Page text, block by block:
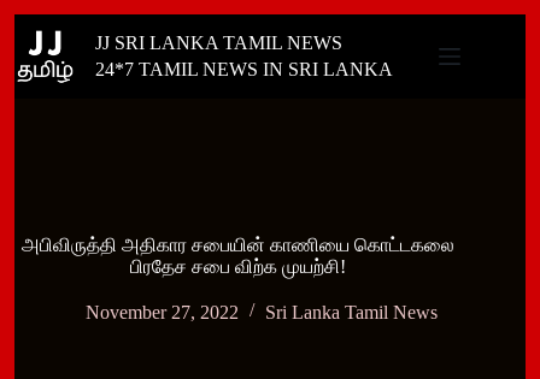
content
JJ SRI LANKA TAMIL NEWS
24*7 TAMIL NEWS IN SRI LANKA
அபிவிருத்தி அதிகார சபையின் காணியை கொட்டகலை
பிரதேச சபை விற்க முயற்சி!
November 27, 2022 Sri Lanka Tamil News